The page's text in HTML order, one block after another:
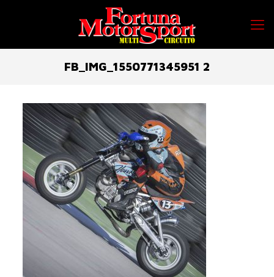
FB_IMG_1550771345951 2